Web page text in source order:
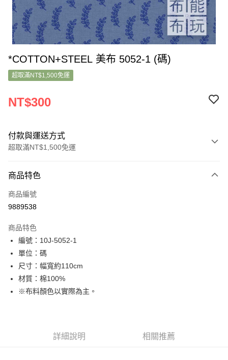
*COTTON+STEEL 美布 5052-1 (碼)
超取滿NT$1,500免運
NT$300
付款與運送方式
超取滿NT$1,500免運
信用卡一次付款
超商取貨付款
Apple Pay
街口支付
Google Pay
大哥付你分期
2.付款方式選擇「大哥付你分期」，訂單成立後會自動跳轉到大哥付的交易
商品特色
商品編號
9889538
商品特色
編號：10J-5052-1
單位：碼
尺寸：幅寬約110cm
材質：棉100%
※布料顏色以實際為主。
詳細說明 相關推薦